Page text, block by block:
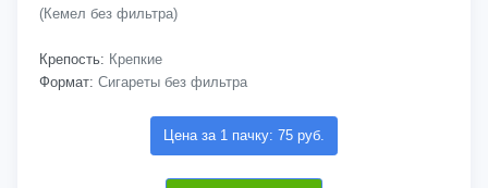
(Кемел без фильтра)
Крепость: Крепкие
Формат: Сигареты без фильтра
Цена за 1 пачку: 75 руб.